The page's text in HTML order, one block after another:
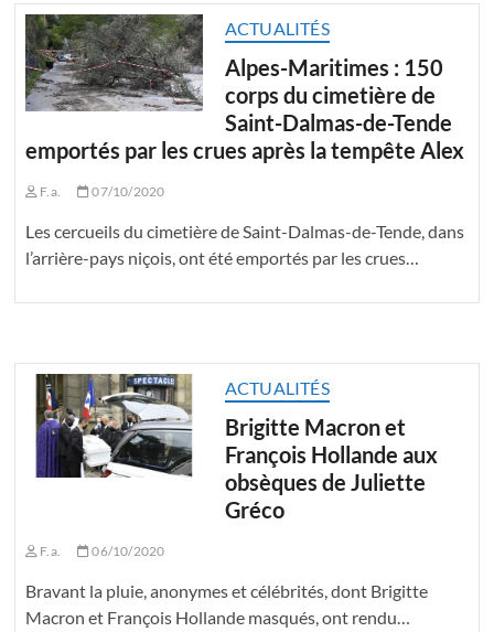
ACTUALITÉS
Alpes-Maritimes : 150
corps du cimetière de
Saint-Dalmas-de-Tende
emportés par les crues après la tempête Alex
F.a. 07/10/2020
Les cercueils du cimetière de Saint-Dalmas-de-Tende, dans
l’arrière-pays niçois, ont été emportés par les crues…
ACTUALITÉS
Brigitte Macron et
François Hollande aux
obsèques de Juliette
Gréco
F.a. 06/10/2020
Bravant la pluie, anonymes et célébrités, dont Brigitte
Macron et François Hollande masqués, ont rendu…